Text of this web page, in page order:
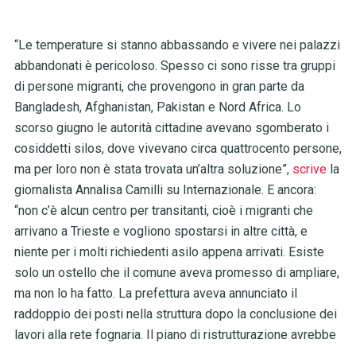
“Le temperature si stanno abbassando e vivere nei palazzi
abbandonati è pericoloso. Spesso ci sono risse tra gruppi
di persone migranti, che provengono in gran parte da
Bangladesh, Afghanistan, Pakistan e Nord Africa. Lo
scorso giugno le autorità cittadine avevano sgomberato i
cosiddetti silos, dove vivevano circa quattrocento persone,
ma per loro non è stata trovata un’altra soluzione”, scrivela
giornalista Annalisa Camilli su Internazionale. E ancora:
“non c’è alcun centro per transitanti, cioè i migranti che
arrivano a Trieste e vogliono spostarsi in altre città, e
niente per i molti richiedenti asilo appena arrivati. Esiste
solo un ostello che il comune aveva promesso di ampliare,
ma non lo ha fatto. La prefettura aveva annunciato il
raddoppio dei posti nella struttura dopo la conclusione dei
lavori alla rete fognaria. Il piano di ristrutturazione avrebbe